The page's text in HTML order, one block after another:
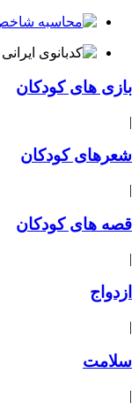
بازی های کودکان
|
شعرهای کودکان
|
قصه های کودکان
|
ازدواج
|
سلامت
|